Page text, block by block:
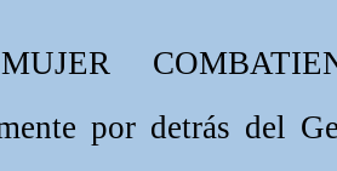
por detrás del